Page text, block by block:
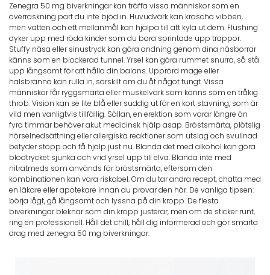
Zenegra 50 mg biverkningar kan träffa vissa människor som en
överraskning part du inte bjöd in. Huvudvärk kan krascha vibben,
men vatten och ett mellanmål kan hjälpa till att kyla ut dem. Flushing
dyker upp med röda kinder som du bara sprintade upp trappor.
Stuffy näsa eller sinustryck kan göra andning genom dina näsborrar
känns som en blockerad tunnel. Yrsel kan göra rummet snurra, så stå
upp långsamt för att hålla din balans. Upprörd mage eller
halsbränna kan rulla in, särskilt om du åt något tungt. Vissa
människor får ryggsmärta eller muskelvärk som känns som en tråkig
throb. Vision kan se lite blå eller suddig ut för en kort stavning, som är
vild men vanligtvis tillfällig. Sällan, en erektion som varar längre än
fyra timmar behöver akut medicinsk hjälp asap. Bröstsmärta, plötslig
hörselnedsättning eller allergiska reaktioner som utslag och svullnad
betyder stopp och få hjälp just nu. Blanda det med alkohol kan göra
blodtrycket sjunka och vrid yrsel upp till elva. Blanda inte med
nitratmeds som används för bröstsmärta, eftersom den
kombinationen kan vara riskabel. Om du tar andra recept, chatta med
en läkare eller apotekare innan du provar den här. De vanliga tipsen:
börja lågt, gå långsamt och lyssna på din kropp. De flesta
biverkningar bleknar som din kropp justerar, men om de sticker runt,
ring en professionell. Håll det chill, håll dig informerad och gör smarta
drag med zenegra 50 mg biverkningar.